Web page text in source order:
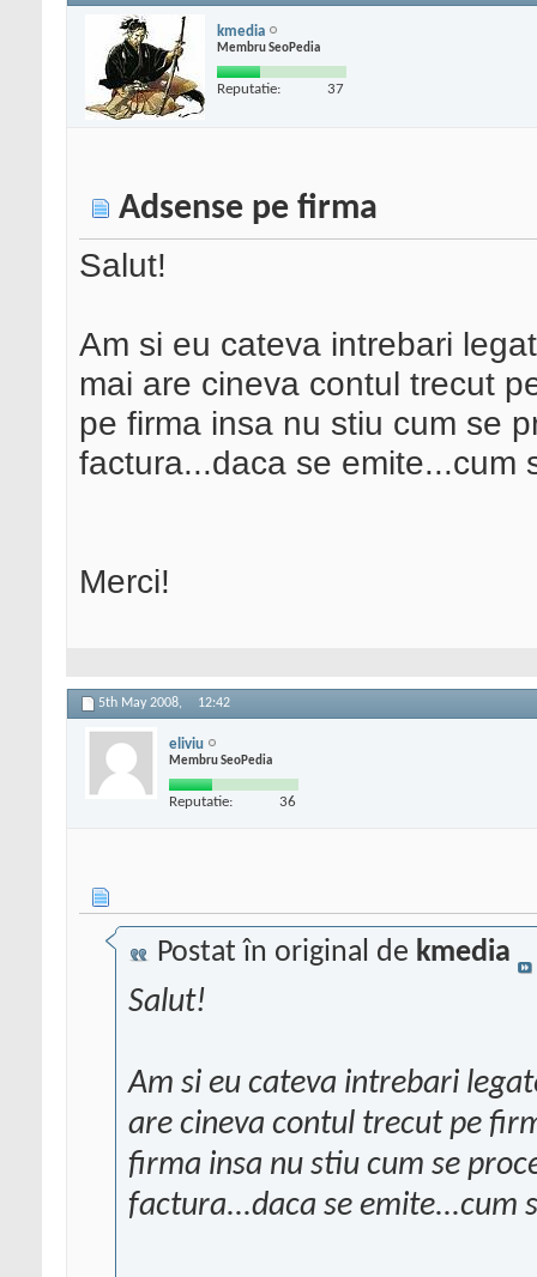
kmedia
Membru SeoPedia
Reputatie: 37
Adsense pe firma
Salut!
Am si eu cateva intrebari
mai are cineva contul trecut
pe firma insa nu stiu cum se
factura...daca se emite...cum
Merci!
5th May 2008, 12:42
eliviu
Membru SeoPedia
Reputatie: 36
Postat în original de kmedia
Salut!
Am si eu cateva intrebari
are cineva contul trecut pe
firma insa nu stiu cum se
factura...daca se emite...cum